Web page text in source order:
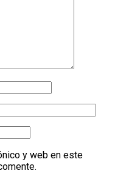
y web en este